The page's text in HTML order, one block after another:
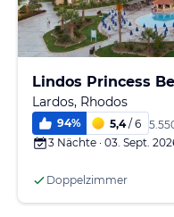
Lindos Princess
Lardos, Rhodos
94% 5,4/ 6
3 Nächte · 03. Sept.
Doppelzimmer